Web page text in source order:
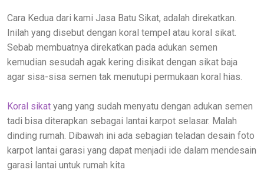
Cara Kedua dari kami Jasa Batu Sikat, adalah direkatkan.
Inilah yang disebut dengan koral tempel atau koral sikat.
Sebab membuatnya direkatkan pada adukan semen
kemudian sesudah agak kering disikat dengan sikat baja
agar sisa-sisa semen tak menutupi permukaan koral hias.
Koral sikat yang yang sudah menyatu dengan adukan semen
tadi bisa diterapkan sebagai lantai karpot selasar. Malah
dinding rumah. Dibawah ini ada sebagian teladan desain foto
karpot lantai garasi yang dapat menjadi ide dalam mendesain
garasi lantai untuk rumah kita